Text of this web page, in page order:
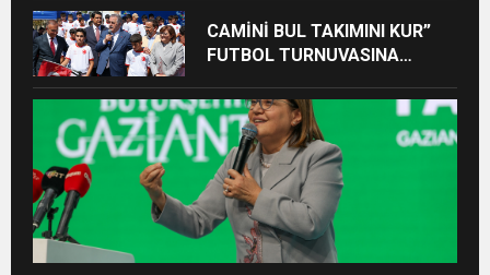
CAMİNİ BUL TAKIMINI KUR”
FUTBOL TURNUVASINA
BİSİKLET HEDİYE EDİLDİ